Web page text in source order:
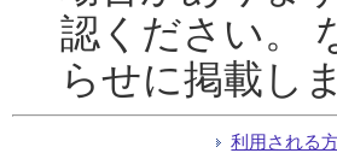
認ください。
らせに掲載し
利用される